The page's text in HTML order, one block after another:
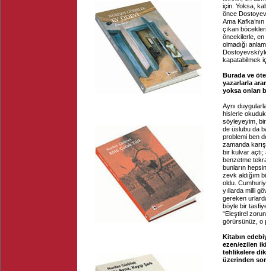
için. Yoksa,
önce
Ama
çıkan
öncekilerle, en
olmadığı
kapatabilmek
Burada ve
yazarlarla
yoksa onları
Aynı
hislerle
söyleyeyim, bir
de üslubu da
problemi ben
zamanda
bir kulvar açtı;
benzetme
bunların
zevk aldığım
oldu.
yıllarda milli
gereken
böyle bir
“Eleştirel
görürsünüz, o
Kitabın
ezen/ezilen
tehlikelere
üzerinden